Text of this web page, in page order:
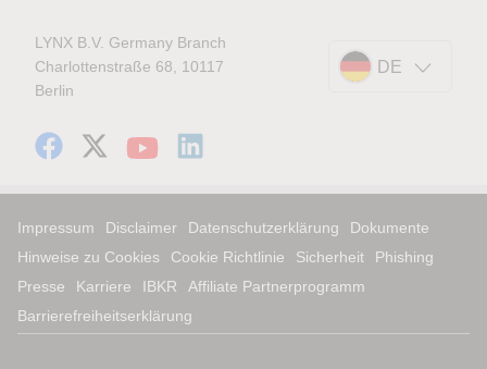
LYNX B.V. Germany Branch
Charlottenstraße 68, 10117
Berlin
DE
Impressum Disclaimer Datenschutzerklärung
Dokumente
Hinweise zu Cookies
Cookie Richtlinie Sicherheit
Phishing
Presse
Karriere IBKR
Affiliate Partnerprogramm
Barrierefreiheitserklärung